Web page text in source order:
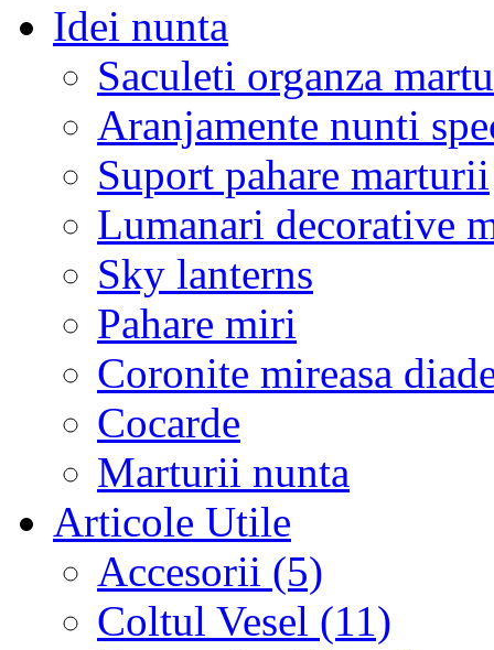
Idei nunta
Saculeti organza
Aranjamente nunti
Suport pahare marturii
Lumanari decorative
Sky lanterns
Pahare miri
Coronite mireasa
Cocarde
Marturii nunta
Articole Utile
Accesorii (5)
Coltul Vesel (11)